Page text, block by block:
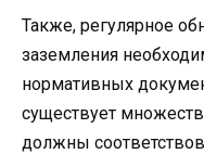
Также, регулярное
заземления
нормативных
существует
должны